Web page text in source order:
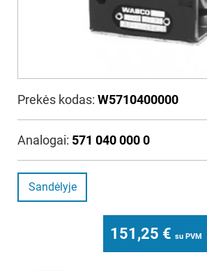
Prekės kodas: W5710400000
Analogai: 571 040 000 0
Sandėlyje
151,25 € su PVM